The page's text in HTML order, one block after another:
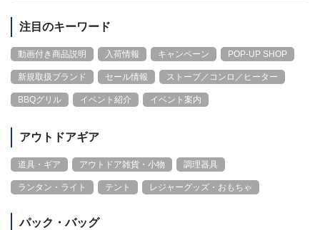
注目のキーワード
動画付き商品説明 入荷情報 キャンペーン POP-UP SHOP
新規取扱ブランド セール情報 ストーブ／コンロ／ヒーター
BBQグリル イベント紹介 イベント案内
アウトドアギア
道具・ギア アウトドア雑貨・小物 調理器具
ランタン・ライト テント レジャーグッズ・おもちゃ
パック・バッグ